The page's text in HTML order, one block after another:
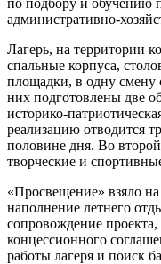
административно-
Лагерь, на территории
спальные корпуса,
площадки, в одну смену
них подготовлены две
историко-
реализацию отводится
половине дня. Во
творческие и
«Просвещение» взяло на
наполнение летнего
сопровождение
концессионного
работы лагеря и поиск